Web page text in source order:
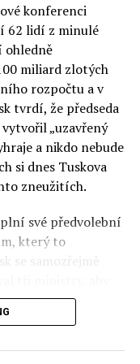
budou na
AI bude
skládající se z
akcí.
umělé
veřejných a
problémy a
v tvář zásadním
také zváží, do
oblastech života
ve
zajistit
konferenci
62 lidí z minulé
ohledně
miliard zlotých
rozpočtu a v
tvrdí, že předseda
vytvořil „uzavřený
a nikdo nebude
si dnes Tuskova
zneužitích.
své předvolební
který to
se samozřejmě
členů PiS, a
Domański